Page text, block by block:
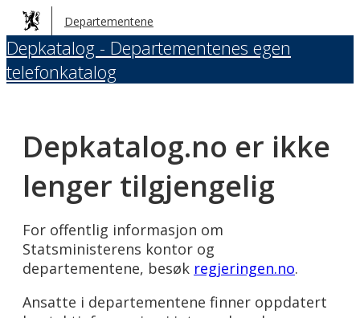
Hopp
til
hovedinnhold
Departementene
Depkatalog - Departementenes egen
telefonkatalog
Depkatalog.no er ikke
lenger tilgjengelig
For offentlig informasjon om
Statsministerens kontor og
departementene, besøk regjeringen.no.
Ansatte i departementene finner oppdatert